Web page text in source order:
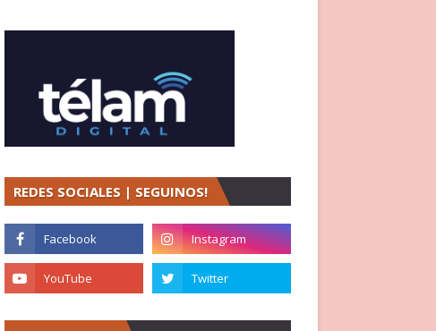
REDES SOCIALES | SEGUINOS!